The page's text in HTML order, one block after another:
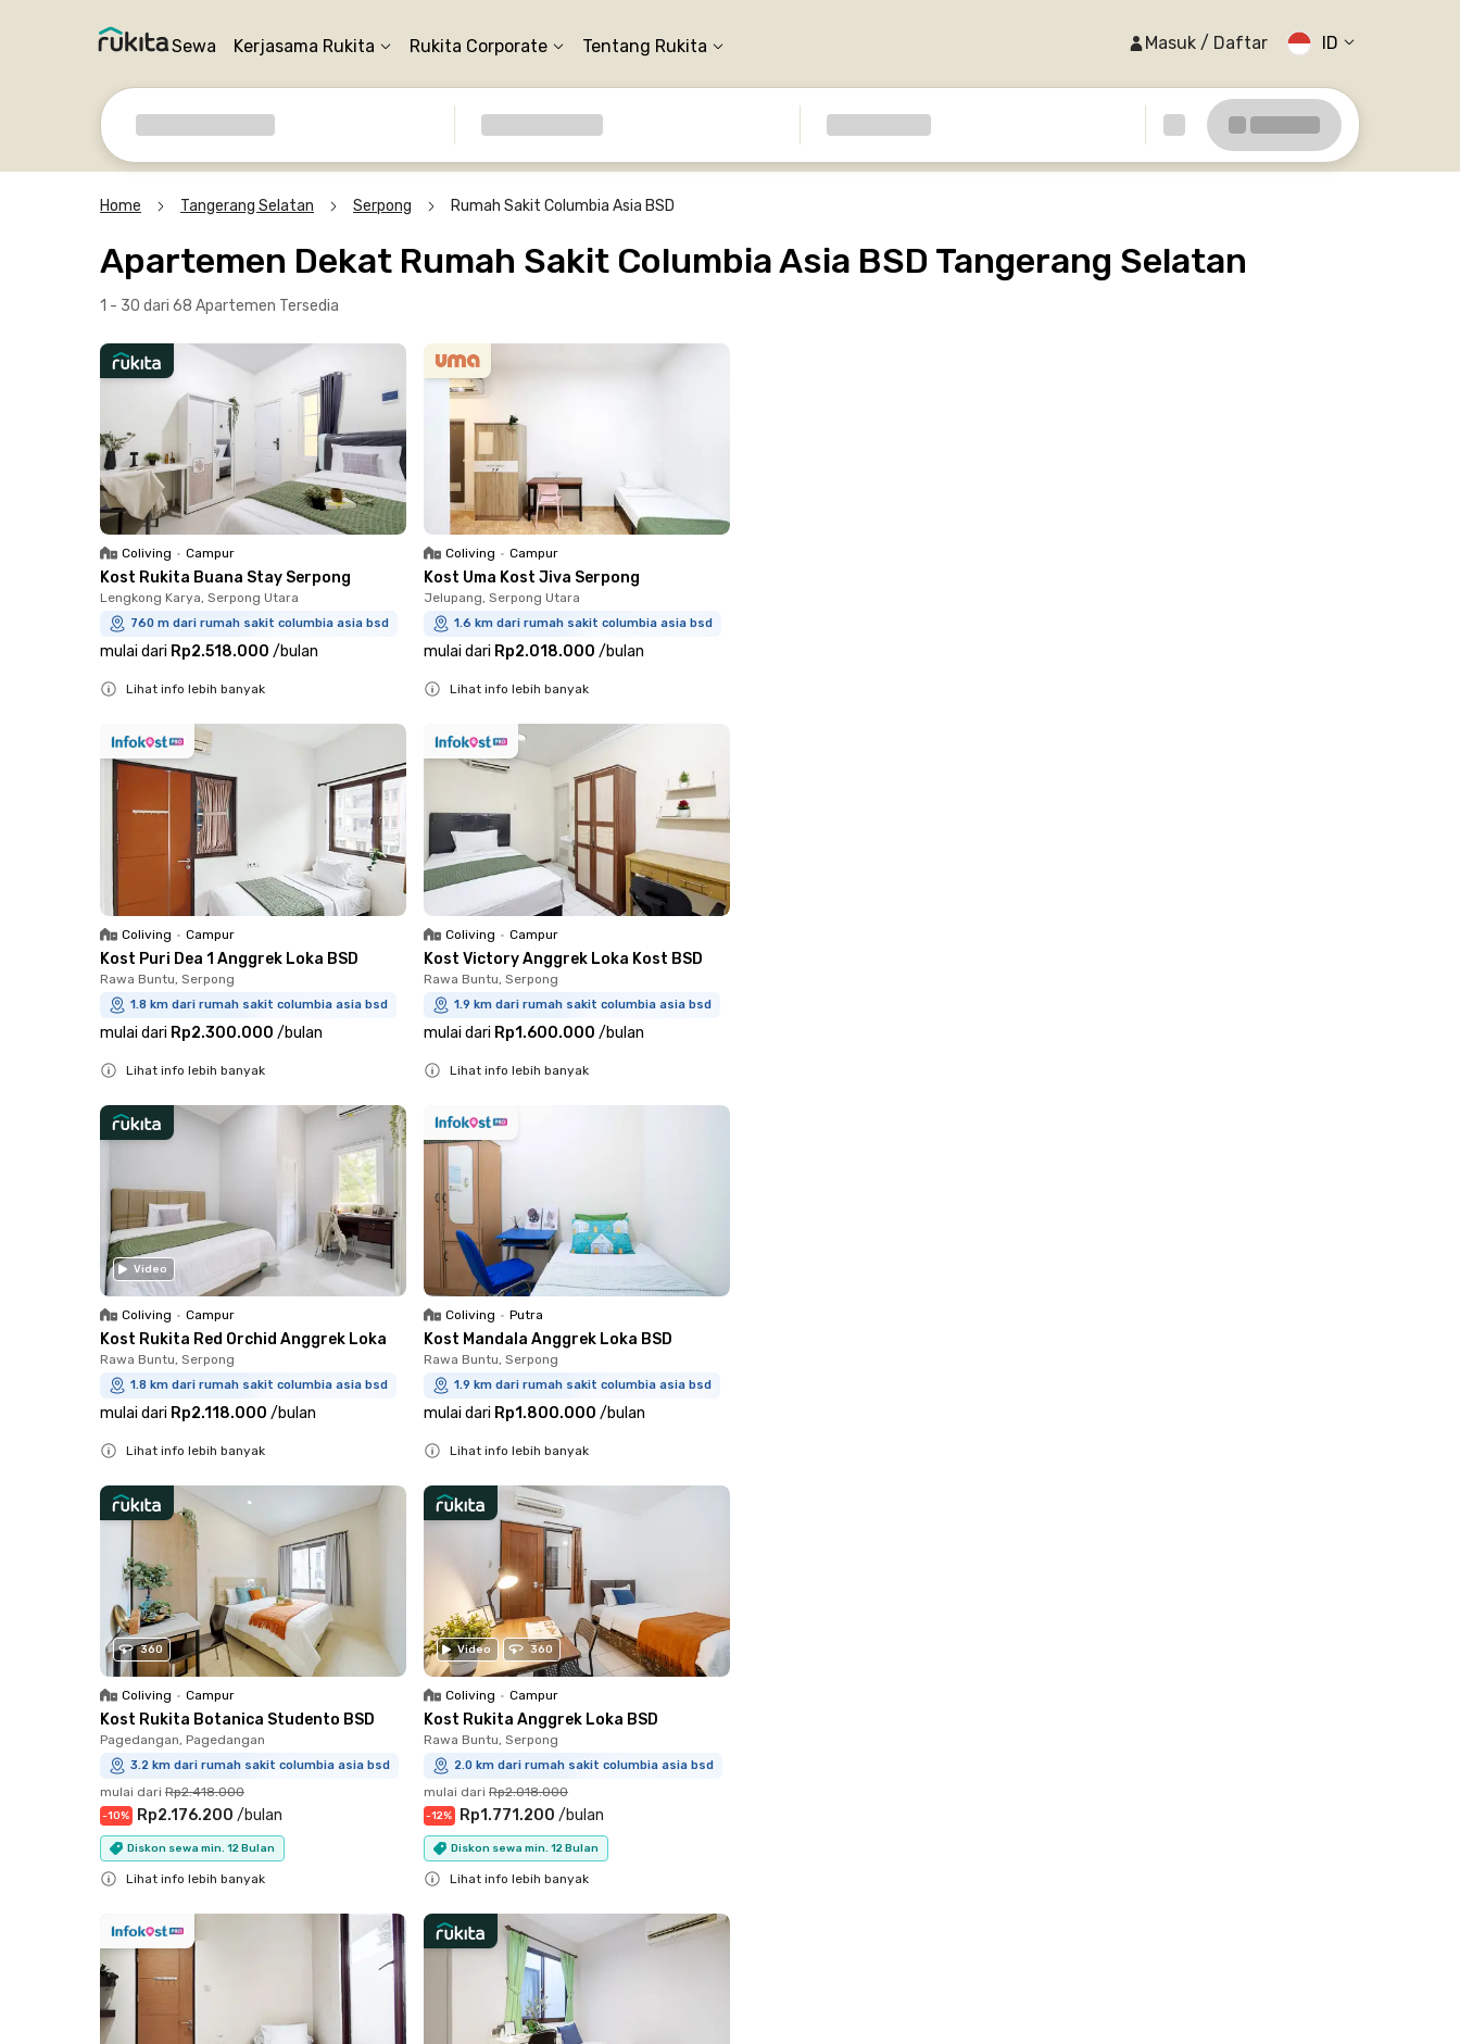
Sewa Kerjasama Rukita Rukita Corporate Tentang Rukita Masuk / Daftar ID
Home Tangerang Selatan Serpong Rumah Sakit Columbia Asia BSD
Apartemen Dekat Rumah Sakit Columbia Asia BSD Tangerang Selatan
1 - 30 dari 68 Apartemen Tersedia
Coliving • Campur
Kost Rukita Buana Stay Serpong
Lengkong Karya, Serpong Utara
760 m dari rumah sakit columbia asia bsd
mulai dari Rp2.518.000 /bulan
Lihat info lebih banyak
Coliving • Campur
Kost Uma Kost Jiva Serpong
Jelupang, Serpong Utara
1.6 km dari rumah sakit columbia asia bsd
mulai dari Rp2.018.000 /bulan
Lihat info lebih banyak
Coliving • Campur
Kost Puri Dea 1 Anggrek Loka BSD
Rawa Buntu, Serpong
1.8 km dari rumah sakit columbia asia bsd
mulai dari Rp2.300.000 /bulan
Lihat info lebih banyak
Coliving • Campur
Kost Victory Anggrek Loka Kost BSD
Rawa Buntu, Serpong
1.9 km dari rumah sakit columbia asia bsd
mulai dari Rp1.600.000 /bulan
Lihat info lebih banyak
Video
Coliving • Campur
Kost Rukita Red Orchid Anggrek Loka
Rawa Buntu, Serpong
1.8 km dari rumah sakit columbia asia bsd
mulai dari Rp2.118.000 /bulan
Lihat info lebih banyak
Coliving • Putra
Kost Mandala Anggrek Loka BSD
Rawa Buntu, Serpong
1.9 km dari rumah sakit columbia asia bsd
mulai dari Rp1.800.000 /bulan
Lihat info lebih banyak
360
Coliving • Campur
Kost Rukita Botanica Studento BSD
Pagedangan, Pagedangan
3.2 km dari rumah sakit columbia asia bsd
mulai dari Rp2.418.000
-10% Rp2.176.200 /bulan
Diskon sewa min. 12 Bulan
Lihat info lebih banyak
Video 360
Coliving • Campur
Kost Rukita Anggrek Loka BSD
Rawa Buntu, Serpong
2.0 km dari rumah sakit columbia asia bsd
mulai dari Rp2.018.000
-12% Rp1.771.200 /bulan
Diskon sewa min. 12 Bulan
Lihat info lebih banyak